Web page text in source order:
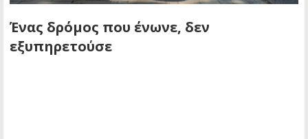
Ένας δρόμος που ένωνε, δεν
εξυπηρετούσε